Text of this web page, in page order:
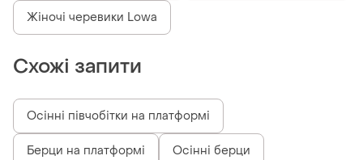
Жіночі черевики Lowa
Схожі запити
Осінні півчобітки на платформі
Берци на платформі Осінні берци